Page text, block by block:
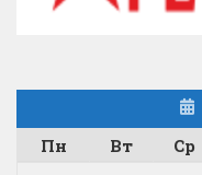
Пн
Вт Ср